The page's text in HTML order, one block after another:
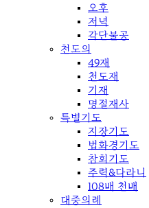
오후
저녁
각단불공
천도의
49재
천도재
기재
명절재사
특별기도
지장기도
법화경기도
참회기도
주력&다라니
108배 천배
대중의례